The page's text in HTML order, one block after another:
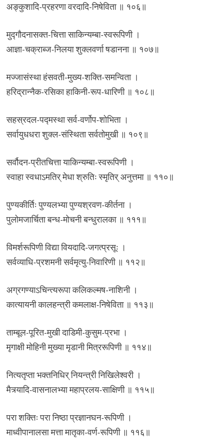
अङ्कुशादि-प्रहरणा वरदादि-निषेविता ॥ १०६॥
मुद्गौदनासक्त-चित्ता साकिन्यम्बा-स्वरूपिणी ।
आज्ञा-चक्राब्ज-निलया शुक्लवर्णा षडानना ॥ १०७॥
मज्जासंस्था हंसवती-मुख्य-शक्ति-समन्विता ।
हरिद्रान्नैक-रसिका हाकिनी-रूप-धारिणी ॥ १०८॥
सहस्रदल-पद्मस्था सर्व-वर्णोप-शोभिता ।
सर्वायुधधरा शुक्ल-संस्थिता सर्वतोमुखी ॥ १०९॥
सर्वौदन-प्रीतचित्ता याकिन्यम्बा-स्वरूपिणी ।
स्वाहा स्वधाऽमतिर् मेधा श्रुतिः स्मृतिर् अनुत्तमा ॥ ११०॥
पुण्यकीर्तिः पुण्यलभ्या पुण्यश्रवण-कीर्तना ।
पुलोमजार्चिता बन्ध-मोचनी बन्धुरालका ॥ १११॥
विमर्शरूपिणी विद्या वियदादि-जगत्प्रसूः ।
सर्वव्याधि-प्रशमनी सर्वमृत्यु-निवारिणी ॥ ११२॥
अग्रगण्याऽचिन्त्यरूपा कलिकल्मष-नाशिनी ।
कात्यायनी कालहन्त्री कमलाक्ष-निषेविता ॥ ११३॥
ताम्बूल-पूरित-मुखी दाडिमी-कुसुम-प्रभा ।
मृगाक्षी मोहिनी मुख्या मृडानी मित्ररूपिणी ॥ ११४॥
नित्यतृप्ता भक्तनिधिर् नियन्त्री निखिलेश्वरी ।
मैत्र्यादि-वासनालभ्या महाप्रलय-साक्षिणी ॥ ११५॥
परा शक्तिः परा निष्ठा प्रज्ञानघन-रूपिणी ।
माध्वीपानालसा मत्ता मातृका-वर्ण-रूपिणी ॥ ११६॥